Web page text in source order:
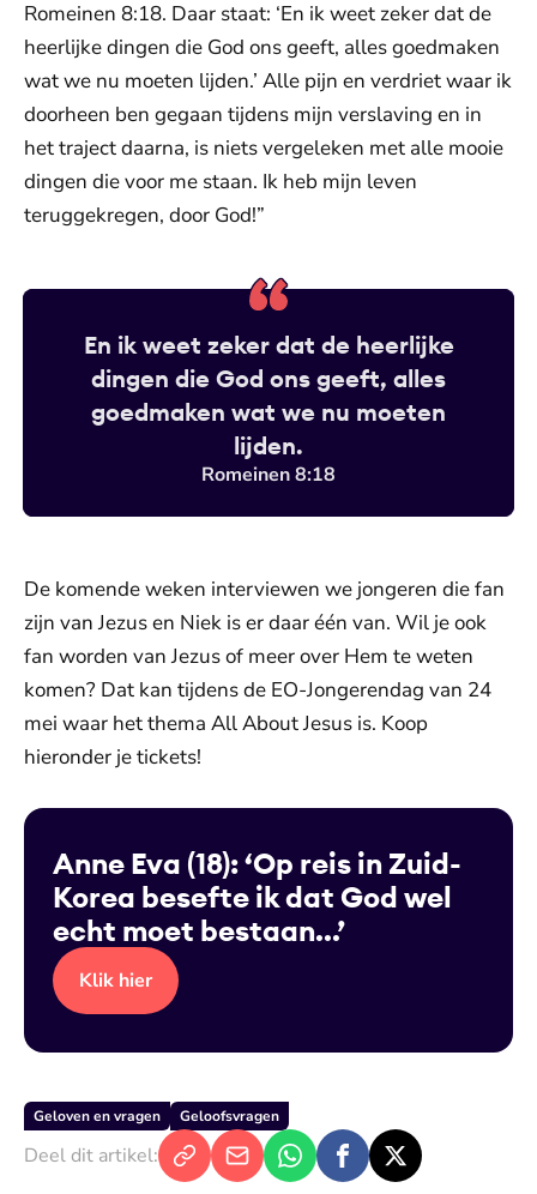
Romeinen 8:18. Daar staat: ‘En ik weet zeker dat de
heerlijke dingen die God ons geeft, alles goedmaken
wat we nu moeten lijden.’ Alle pijn en verdriet waar ik
doorheen ben gegaan tijdens mijn verslaving en in
het traject daarna, is niets vergeleken met alle mooie
dingen die voor me staan. Ik heb mijn leven
teruggekregen, door God!”
Romeinen 8:18
En ik weet zeker dat de heerlijke
dingen die God ons geeft, alles
goedmaken wat we nu moeten
lijden.
De komende weken interviewen we jongeren die fan
zijn van Jezus en Niek is er daar één van. Wil je ook
fan worden van Jezus of meer over Hem te weten
komen? Dat kan tijdens de EO-Jongerendag van 24
mei waar het thema All About Jesus is. Koop
hieronder je tickets!
Anne Eva (18): ‘Op reis in Zuid-
Korea besefte ik dat God wel
echt moet bestaan...’
Klik hier
Geloven en vragen Geloofsvragen
Deel dit artikel: